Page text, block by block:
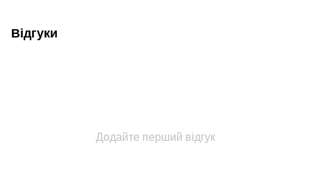
Відгуки
Додайте перший відгук